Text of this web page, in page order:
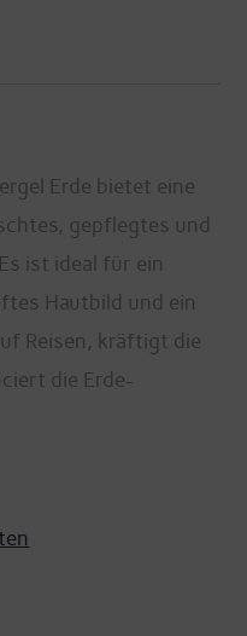
Erde bietet eine
gepflegtes und
ist ideal für ein
Hautbild und ein
Reisen, kräftigt die
die Erde-